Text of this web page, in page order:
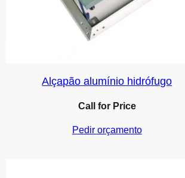
Alçapão alumínio hidrófugo
Call for Price
Pedir orçamento